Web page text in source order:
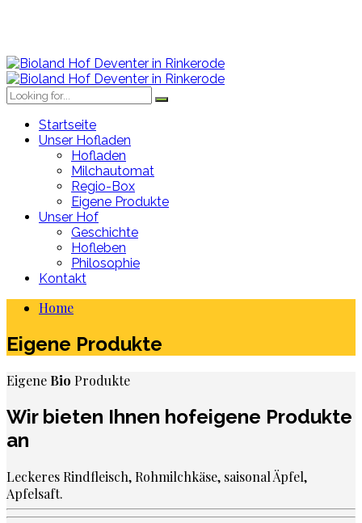
Startseite
Unser Hofladen
Hofladen
Milchautomat
Regio-Box
Eigene Produkte
Unser Hof
Geschichte
Hofleben
Philosophie
Kontakt
Home
Eigene Produkte
Eigene Bio Produkte
Wir bieten Ihnen hofeigene Produkte
an
Leckeres Rindfleisch, Rohmilchkäse, saisonal Äpfel,
Apfelsaft.